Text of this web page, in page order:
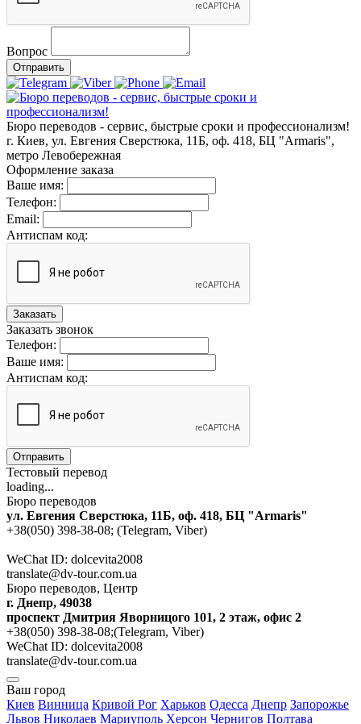
Вопрос
Отправить
Бюро переводов - сервис, быстрые сроки и профессионализм!
г. Киев, ул. Евгения Сверстюка, 11Б, оф. 418, БЦ "Armaris",
метро Левобережная
Оформление заказа
Ваше имя:
Телефон:
Email:
Антиспам код:
Заказать
Заказать звонок
Телефон:
Ваше имя:
Антиспам код:
Отправить
Тестовый перевод
loading...
Бюро переводов
ул. Евгения Сверстюка, 11Б, оф. 418, БЦ "Armaris"
+38(050) 398-38-08; (Telegram, Viber)
WeChat ID: dolcevita2008
translate@dv-tour.com.ua
Бюро переводов, Центр
г. Днепр, 49038
проспект Дмитрия Яворницого 101, 2 этаж, офис 2
+38(050) 398-38-08;(Telegram, Viber)
WeChat ID: dolcevita2008
translate@dv-tour.com.ua
Ваш город
Киев Винница Кривой Рог Харьков Одесса Днепр Запорожье
Львов Николаев Мариуполь Херсон Чернигов Полтава